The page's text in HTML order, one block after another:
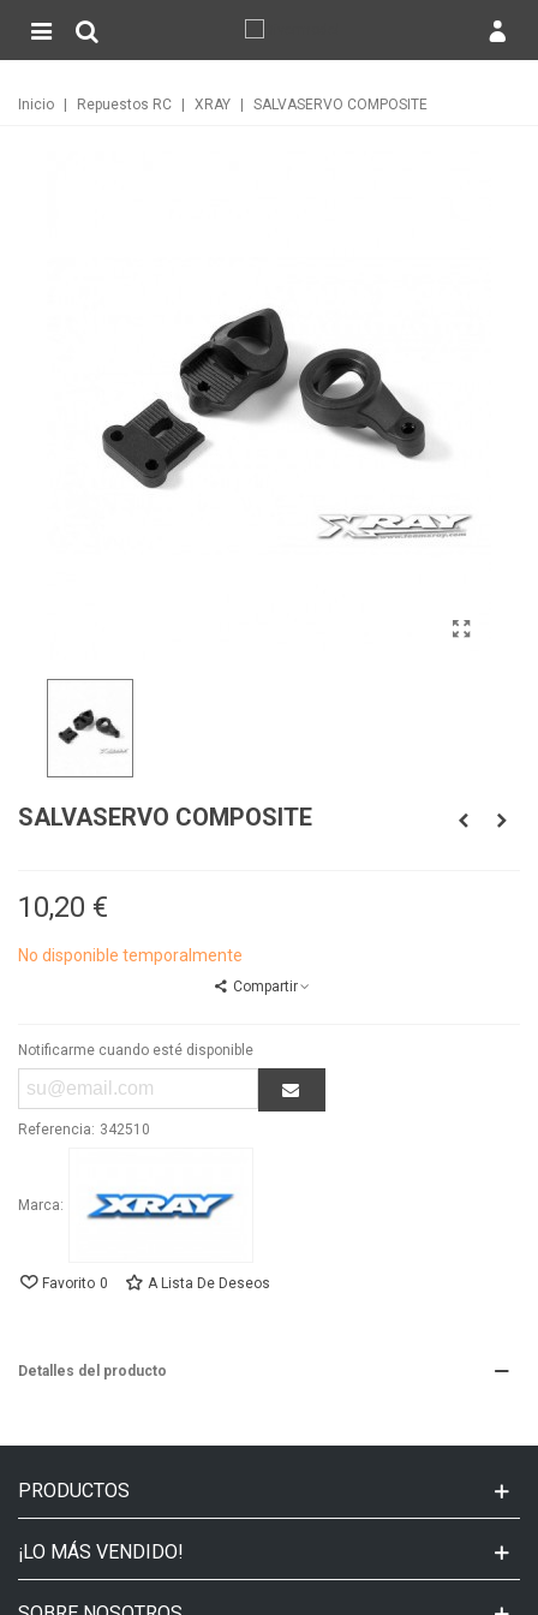
Inicio Repuestos RC XRAY SALVASERVO COMPOSITE
SALVASERVO COMPOSITE
10,20 €
No disponible temporalmente
Compartir
Notificarme cuando esté disponible
Referencia: 342510
Marca:
Favorito 0 A Lista De Deseos
Detalles del producto
PRODUCTOS
¡LO MÁS VENDIDO!